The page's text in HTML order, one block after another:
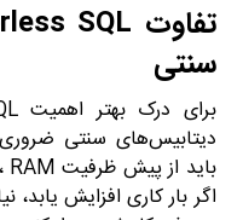
سنتی
دیتابیس‌های سنتی
اگر بار کاری افزایش یابد،